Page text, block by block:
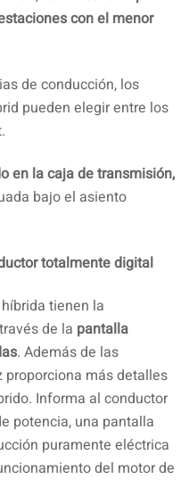
con el menor
de conducción, los
pueden elegir entre los
en la caja de transmisión,
bajo el asiento
totalmente digital
tienen la
de la pantalla
. Además de las
más detalles
Informa al conductor
potencia, una pantalla
puramente eléctrica
del motor de